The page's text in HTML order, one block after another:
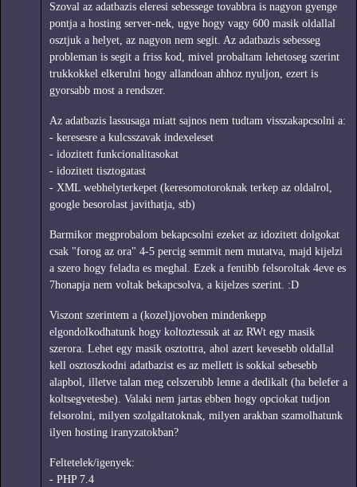
Szoval az adatbazis eleresi sebessege tovabbra is nagyon gyenge
pontja a hosting server-nek, ugye hogy vagy 600 masik oldallal
osztjuk a helyet, az nagyon nem segit. Az adatbazis sebesseg
probleman is segit a friss kod, mivel probaltam lehetoseg szerint
trukkokkel elkerulni hogy allandoan ahhoz nyuljon, ezert is
gyorsabb most a rendszer.
Az adatbazis lassusaga miatt sajnos nem tudtam visszakapcsolni a:
- keresesre a kulcsszavak indexeleset
- idozitett funkcionalitasokat
- idozitett tisztogatast
- XML webhelyterkepet (keresomotoroknak terkep az oldalrol,
google besorolast javithatja, stb)
Barmikor megprobalom bekapcsolni ezeket az idozitett dolgokat
csak "forog az ora" 4-5 percig semmit nem mutatva, majd kijelzi
a szero hogy feladta es meghal. Ezek a fentibb felsoroltak 4eve es
7honapja nem voltak bekapcsolva, a kijelzes szerint. :D
Viszont szerintem a (kozel)jovoben mindenkepp
elgondolkodhatunk hogy koltoztessuk at az RWt egy masik
szerora. Lehet egy masik osztottra, ahol azert kevesebb oldallal
kell osztoszkodni adatbazist es az mellett is sokkal sebesebb
alapbol, illetve talan meg celszerubb lenne a dedikalt (ha belefer a
koltsegvetesbe). Valaki nem jartas ebben hogy opciokat tudjon
felsorolni, milyen szolgaltatoknak, milyen arakban szamolhatunk
ilyen hosting iranyzatokban?
Feltetelek/igenyek:
- PHP 7.4